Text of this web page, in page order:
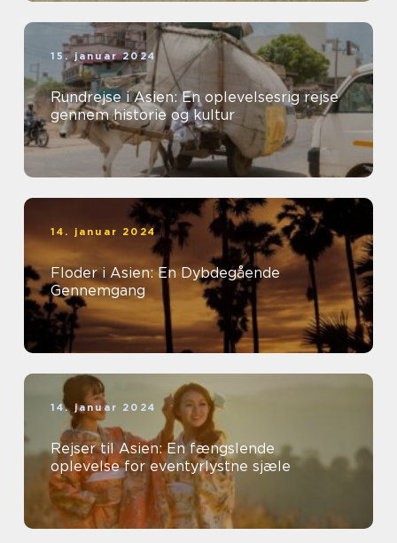
15. januar 2024
Rundrejse i Asien: En oplevelsesrig rejse
gennem historie og kultur
14. januar 2024
Floder i Asien: En Dybdegående
Gennemgang
14. januar 2024
Rejser til Asien: En fængslende
oplevelse for eventyrlystne sjæle